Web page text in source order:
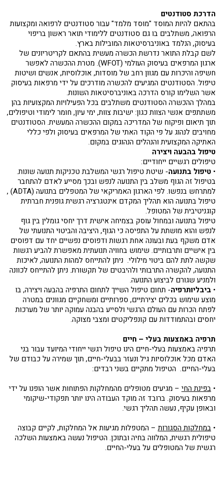
הדרכת סטודנטים
בהתאם להיות המוסד "מוסד מלמד" עבור סטודנטים לרפואה ומקצועות
הרפואה, משתלבים בו גם סטודנטים ללימודי תואר ראשון בריפוי
בעיסוק, הנלמד באוניברסיטאות המובילות בארץ.
לשם קבלת התואר נדרשת הכשרה מעשית בהתאם לקריטריונים של
ארגון המרפאים בעיסוק העולמי (WFOT). מטרת ההכשרה לאפשר
חשיפה והיכרות עם מגוון רחב של מוסדות, אוכלוסיות, אנשים ושיטות
טיפול. הסטודנטים המגיעים להכשרה מודרכים על ידי מרפאות בעיסוק
אשר השלימו קורס הדרכה באוניברסיטאות השונות.
במהלך ההכשרה הסטודנטים משתלבים בכל הפעילויות המקצועיות בהן
משתתפים אנשי הצוות כגון: ישיבות צוות, ימי עיון, חומר לימודי וטיפולים,
תוך תיאום ופיקוח של המדריכה במקום ההכשרה המעשית. הסטודנטים
מחויבים לנהוג על פי הקוד האתי של המרפאים בעיסוק ולפי כללי
האתיקה המקצועית והנהלים הנהוגים במקום.
טיפול בהבעה ויצירה
טיפולים רגשיים ייחודיים:
•טיפול בתנועה- שיטת טיפול רגשי המשלבת טכניקות תנועה שונות.
בטיפול זה הגוף משלב בין התנועה לנפש ובכך מסייע לאדם להתחבר
למתרחש בנפשו. לפי הארגון האמריקאי של המטפלים בתנועה (ADTA) ,
טיפול בתנועה הוא תהליך המקדם אינטגרציה רגשית גופנית חברתית
קוגניטיבית של המטופל.
טיפול בתנועה ובמחול עוסק בצמיחה אישית דרך יחסי גומלין בין גוף
לנפש והוא מושתת על התפיסה כי הגוף, היציבה והביטוי התנועתי של
אדם משקף בעת ובעונה אחת רגשות ודפוסים נפשיים יחד עם דפוסים
בין אישיים ותרבותיים. שימוש בחוויה תנועתית מאפשרת להביע רגשות
שקשה לתת להם ביטוי מילולי. ניתן להתייחס למהות התנועה, לאיכות
התנועה, להקשרה התרבותי ולהיבטים של תקשורת. ניתן להתייחס לכוונה
ולמניע שגורם לביצוע התנועה.
•ביבליותרפיה- תחום טיפול השייך לתחום התרפיה בהבעה ויצירה, בו
מוצע שימוש בכלים יצירתיים, ספרותיים ומשחקיים מגוונים במטרה
לפתח הכרות עם העולם הרגשי ולסייע בהבנה עמוקה יותר של מערכות
יחסים ובהתמודדות עם קונפליקטים ומצבי מצוקה.
תרפיה באמצעות בעלי – חיים
תרפיה באמצעות בעלי-חיים הינו טיפול רגשי ייחודי המיועד עבור בני
האדם מכל אוכלוסיות גיל ונעזר בבעלי-חיים, תוך שמירה על כבודם של
בעלי-החיים. הטיפול מתקיים בשני רבדים:
•בפינת החי – מגיעים מטופלים מהמחלקות הפתוחות אשר הופנו על ידי
מרפאות בעיסוק. ברובד זה מוקד העבודה הינו יותר תפקודי-שיקומי
ובאופן עקיף, נעשה תהליך רגשי.
•במחלקות הסגורות – המטפלות מגיעות אל המחלקות, לקיים קבוצה
טיפולית רגשית, המלווה בחיה ובתוכן. הטיפול נעשה באמצעות השלכה
רגשית של המטופלים על בעלי-החיים.